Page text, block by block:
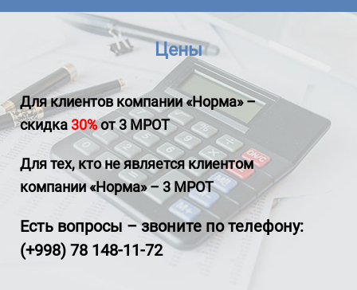
Цены
Для клиентов компании «Норма» –
скидка30%от 3 МРОТ
Для тех, кто не является клиентом
компании «Норма» – 3 МРОТ
Есть вопросы – звоните по телефону:
(+998) 78 148-11-72